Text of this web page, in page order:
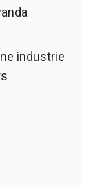
industrie